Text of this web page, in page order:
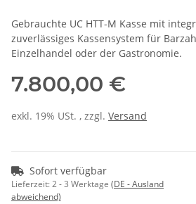
Gebrauchte UC HTT-M Kasse mit
zuverlässiges Kassensystem für
Einzelhandel oder der Gastronomie.
7.800,00 €
exkl. 19% USt. , zzgl. Versand
Sofort verfügbar
Lieferzeit:2 - 3 Werktage (DE - Ausland
abweichend)